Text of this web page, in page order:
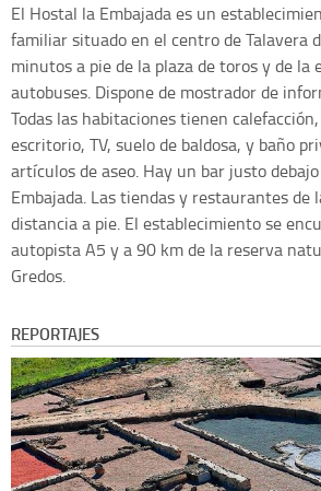
El Hostal la Embajada es un
familiar situado en el centro de Talavera
minutos a pie de la plaza de toros y de la
autobuses. Dispone de mostrador de
Todas las habitaciones tienen
escritorio, TV, suelo de baldosa, y baño
artículos de aseo. Hay un bar justo
Embajada. Las tiendas y restaurantes de
distancia a pie. El establecimiento se
autopista A5 y a 90 km de la reserva
Gredos.
REPORTAJES